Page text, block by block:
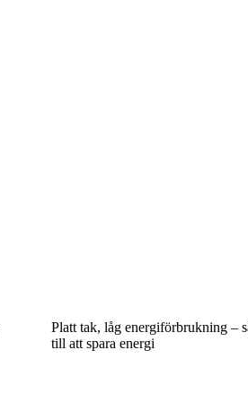
Platt tak, låg energiförbrukning –
till att spara energi